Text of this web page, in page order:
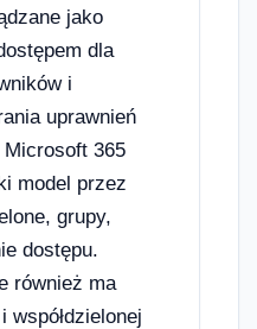
jako
dla
i
uprawnień
365
model przez
grupy,
dostępu.
również ma
współdzielonej